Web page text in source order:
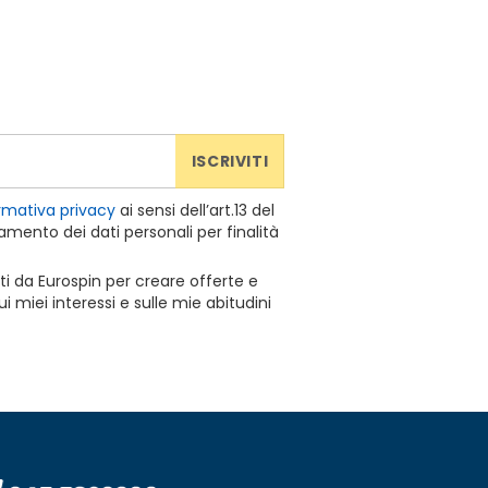
ISCRIVITI
privacyai sensi dell’art.13 del
dei dati personali per finalità
da Eurospin per creare offerte e
miei interessi e sulle mie abitudini